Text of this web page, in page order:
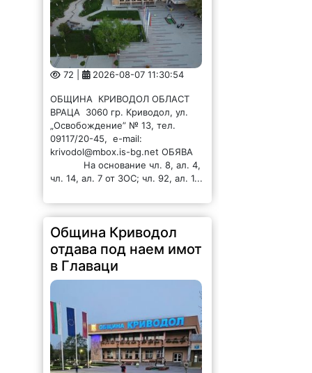
72 | 2026-08-07 11:30:54
ОБЩИНА КРИВОДОЛ ОБЛАСТ
ВРАЦА 3060 гр. Криводол, ул.
„Освобождение” № 13, тел.
09117/20-45, e-mail:
krivodol@mbox.is-bg.net ОБЯВА
На основание чл. 8, ал. 4,
чл. 14, ал. 7 от ЗОС; чл. 92, ал. 1...
Община Криводол
отдава под наем имот
в Главаци